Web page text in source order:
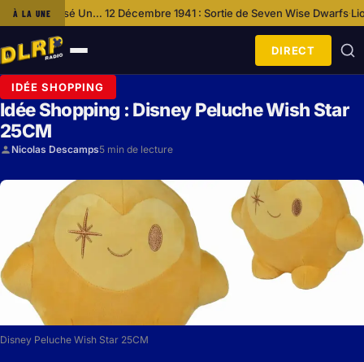
À LA UNE
12 Décembre 1941 : Sortie de Seven Wise Dwarfs·Lion : La Série
Ouvrir
le
menu
DIRECT
IDÉE SHOPPING
Idée Shopping : Disney Peluche Wish Star
25CM
Nicolas Descamps5 min de lecture
Disney Peluche Wish Star 25CM